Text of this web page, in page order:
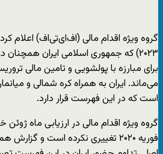
۲۰۲۳) که جمهوری اسلامی ایران
برای مبارزه با پولشویی و تامین مالی
می‌ماند. ایران به همراه کره شمالی و
است که در این فهرست قرار دارد.
گروه ویژه اقدام مالی در ارزیابی ماه
فوریه ۲۰۲۰ تغییری نکرده است و